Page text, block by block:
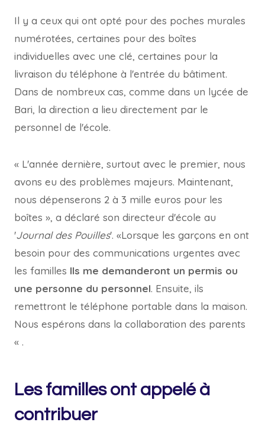
Il y a ceux qui ont opté pour des poches murales
numérotées, certaines pour des boîtes
individuelles avec une clé, certaines pour la
livraison du téléphone à l'entrée du bâtiment.
Dans de nombreux cas, comme dans un lycée de
Bari, la direction a lieu directement par le
personnel de l'école.
« L'année dernière, surtout avec le premier, nous
avons eu des problèmes majeurs. Maintenant,
nous dépenserons 2 à 3 mille euros pour les
boîtes », a déclaré son directeur d'école au
'Journal des Pouilles'. «Lorsque les garçons en ont
besoin pour des communications urgentes avec
les familles Ils me demanderont un permis ou
une personne du personnel. Ensuite, ils
remettront le téléphone portable dans la maison.
Nous espérons dans la collaboration des parents
« .
Les familles ont appelé à
contribuer